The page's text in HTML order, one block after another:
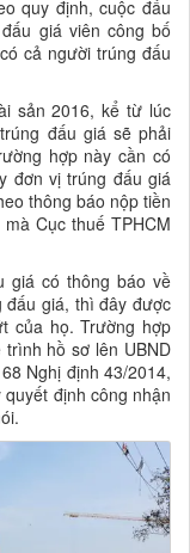
quy định, cuộc đấu
giá viên công bố
cả người trúng đấu
sản 2016, kể từ lúc
đấu giá sẽ phải
hợp này cần có
đơn vị trúng đấu giá
thông báo nộp tiền
Cục thuế TPHCM
giá có thông báo về
đấu giá, thì đây được
của họ. Trường hợp
hồ sơ lên UBND
Nghị định 43/2014,
định công nhận